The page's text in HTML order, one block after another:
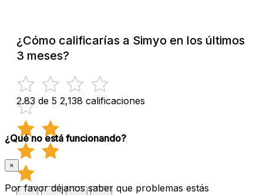
¿Cómo calificarías a Simyo en los últimos
3 meses?
2.83 de 5 2,138 calificaciones
¿Qué no está funcionando?
×
Por favor déjanos saber que problemas estás